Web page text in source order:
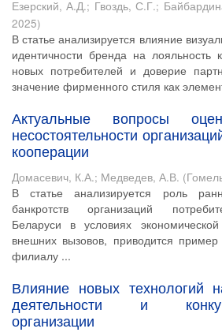
Езерский, А.Д.; Гвоздь, С.Г.;
2025)
В статье анализируется влияние
идентичности бренда на лояльность
новых потребителей и доверие
значение фирменного стиля как
Актуальные вопросы
несостоятельности
кооперации
Домасевич, К.А.; Медведев, А.В. (
В статье анализируется роль
банкротств организаций
Беларуси в условиях
внешних вызовов, приводится
филиалу ...
Влияние новых технологий
деятельности и
организации